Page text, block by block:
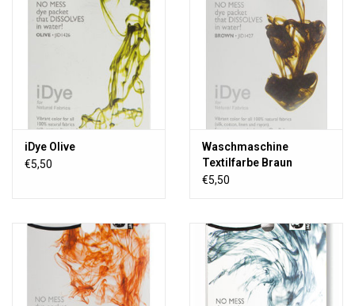
iDye Olive
€5,50
Waschmaschine
Textilfarbe Braun
€5,50